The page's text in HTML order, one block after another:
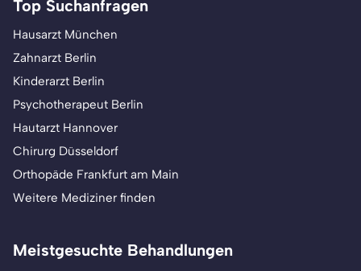
Top Suchanfragen
Hausarzt München
Zahnarzt Berlin
Kinderarzt Berlin
Psychotherapeut Berlin
Hautarzt Hannover
Chirurg Düsseldorf
Orthopäde Frankfurt am Main
Weitere Mediziner finden
Meistgesuchte Behandlungen